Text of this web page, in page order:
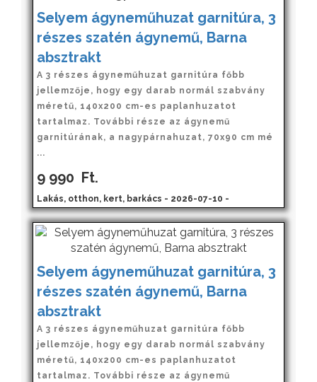
Selyem ágyneműhuzat garnitúra, 3
részes szatén ágynemű, Barna
absztrakt
A 3 részes ágyneműhuzat garnitúra főbb
jellemzője, hogy egy darab normál szabvány
méretű, 140x200 cm-es paplanhuzatot
tartalmaz. További része az ágynemű
garnitúrának, a nagypárnahuzat, 70x90 cm mé
...
9 990 Ft.
Lakás, otthon, kert, barkács - 2026-07-10 -
Selyem ágyneműhuzat garnitúra, 3
részes szatén ágynemű, Barna
absztrakt
A 3 részes ágyneműhuzat garnitúra főbb
jellemzője, hogy egy darab normál szabvány
méretű, 140x200 cm-es paplanhuzatot
tartalmaz. További része az ágynemű